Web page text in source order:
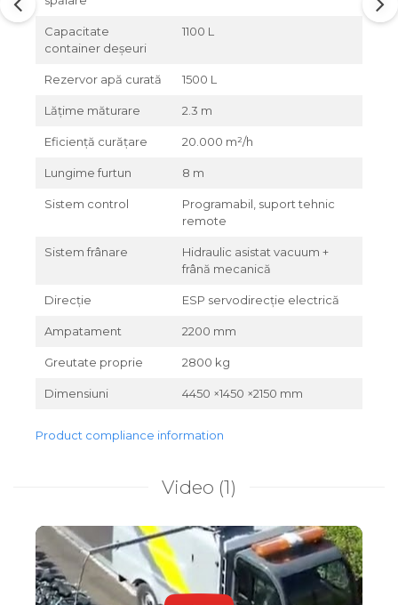
Capacitate
container deșeuri
1100 L
Rezervor apă curată 1500 L
Lățime măturare 2.3 m
Eficiență curățare 20.000 m²/h
Lungime furtun 8 m
Sistem control
Programabil, suport tehnic
remote
Sistem frânare
Hidraulic asistat vacuum +
frână mecanică
Direcție ESP servodirecție electrică
Ampatament 2200 mm
Greutate proprie 2800 kg
Dimensiuni 4450 ×1450 ×2150 mm
Product compliance information
Video (1)